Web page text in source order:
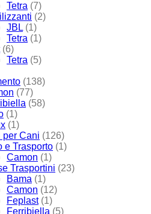
Tetra (7)
(2)
JBL (1)
Tetra (1)
(6)
Tetra (5)
(138)
(77)
(58)
(1)
(1)
per Cani (126)
e Trasporto (1)
Camon (1)
Trasportini (23)
Bama (1)
Camon (12)
Feplast (1)
Ferribiella (5)